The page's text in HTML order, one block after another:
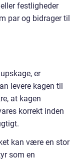
festligheder
par og bidrager til
er
levere kagen til
at kagen
korrekt inden
kan være en stor
som en